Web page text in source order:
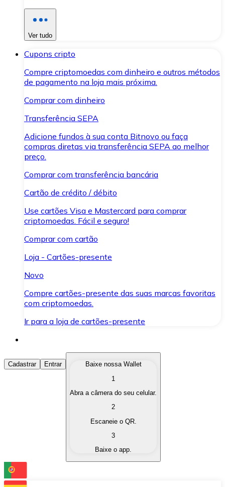
Ver tudo
Cupons cripto
Compre criptomoedas com dinheiro e outros métodos
de pagamento na loja mais próxima.
Comprar com dinheiro
Transferência SEPA
Adicione fundos à sua conta Bitnovo ou faça
compras diretas via transferência SEPA ao melhor
preço.
Comprar com transferência bancária
Cartão de crédito / débito
Use cartões Visa e Mastercard para comprar
criptomoedas. Fácil e seguro!
Comprar com cartão
Loja - Cartões-presente
Novo
Compre cartões-presente das suas marcas favoritas
com criptomoedas.
Ir para a loja de cartões-presente
Comprar Criptomoedas
Compre as criptomoedas de seu interesse de forma
Converta suas criptomoedas em moeda fiduciária
Troque uma criptomoeda por outra
Cadastrar Entrar
Baixe nossa Wallet
1
Abra a câmera do seu celular.
2
Escaneie o QR.
3
Baixe o app.